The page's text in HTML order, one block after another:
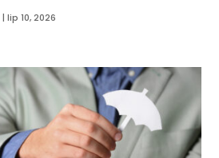
|lip 10, 2026